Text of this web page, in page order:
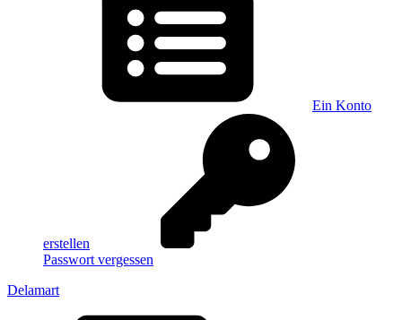
Ein Konto
erstellen
Passwort vergessen
Delamart